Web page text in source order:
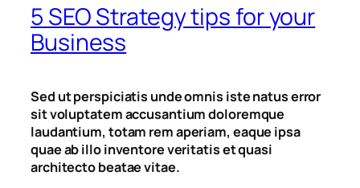
5 SEO Strategy tips for your
Business
Sed ut perspiciatis unde omnis iste natus error
sit voluptatem accusantium doloremque
laudantium, totam rem aperiam, eaque ipsa
quae ab illo inventore veritatis et quasi
architecto beatae vitae.